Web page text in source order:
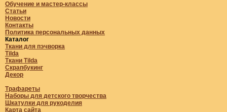
Обучение и мастер-классы
Статьи
Новости
Контакты
Политика персональных данных
Каталог
Ткани для пэчворка
Tilda
Ткани Tilda
Скрапбукинг
Декор
Трафареты
Наборы для детского творчества
Шкатулки для рукоделия
Карта сайта